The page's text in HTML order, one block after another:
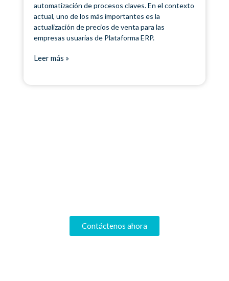
automatización de procesos claves. En el contexto
actual, uno de los más importantes es la
actualización de precios de venta para las
empresas usuarias de Plataforma ERP.
Leer más »
Contáctenos ahora